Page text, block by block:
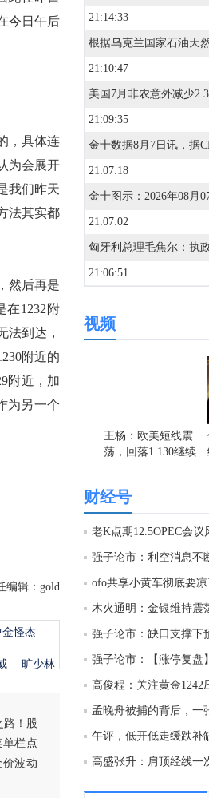
今日午后
，具体连
为会展开
我们昨天
法其实都
然后再是
在1232附
法到达，
附近的
附近，加
为另一个
编辑：gold
金怪杰
旷少林
路！股
栏点
价波动
21:14:33
21:10:47
21:09:35
21:07:18
21:07:02
21:06:51
21:04:56
20:59:52
20:59:23
20:59:20
20:56:58
20:53:13
视频
王杨：欧美短线震
荡，回落1.130继续
财经号
ofo共享小黄车彻底要
木火通明：金银维持震
强子论市：缺口支撑下
高俊程：关注黄金1242
高盛张升：肩顶经线一